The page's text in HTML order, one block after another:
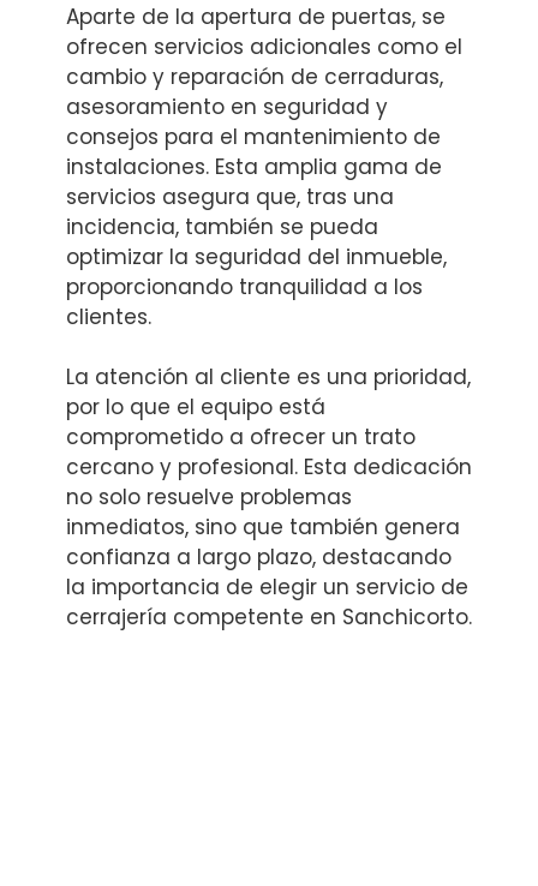
Aparte de la apertura de puertas, se
ofrecen servicios adicionales como el
cambio y reparación de cerraduras,
asesoramiento en seguridad y
consejos para el mantenimiento de
instalaciones. Esta amplia gama de
servicios asegura que, tras una
incidencia, también se pueda
optimizar la seguridad del inmueble,
proporcionando tranquilidad a los
clientes.
La atención al cliente es una prioridad,
por lo que el equipo está
comprometido a ofrecer un trato
cercano y profesional. Esta dedicación
no solo resuelve problemas
inmediatos, sino que también genera
confianza a largo plazo, destacando
la importancia de elegir un servicio de
cerrajería competente en Sanchicorto.